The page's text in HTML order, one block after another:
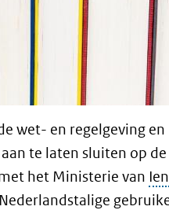
wet- en regelgeving
te laten sluiten op
het Ministerie van